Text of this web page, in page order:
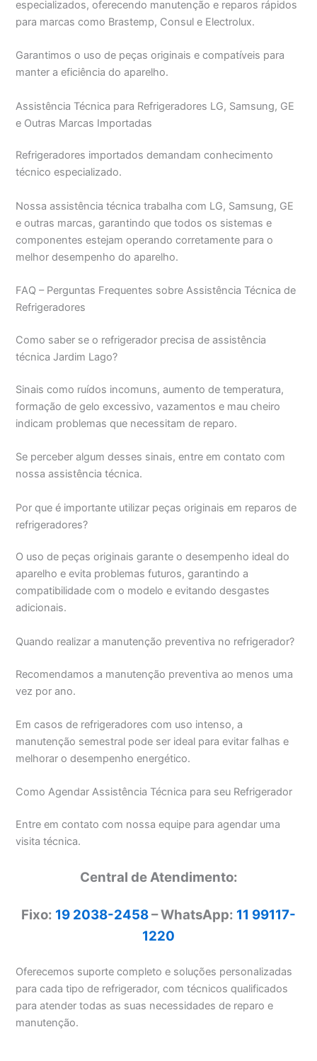
especializados, oferecendo manutenção e reparos rápidos
para marcas como Brastemp, Consul e Electrolux.
Garantimos o uso de peças originais e compatíveis para
manter a eficiência do aparelho.
Assistência Técnica para Refrigeradores LG, Samsung, GE
e Outras Marcas Importadas
Refrigeradores importados demandam conhecimento
técnico especializado.
Nossa assistência técnica trabalha com LG, Samsung, GE
e outras marcas, garantindo que todos os sistemas e
componentes estejam operando corretamente para o
melhor desempenho do aparelho.
FAQ – Perguntas Frequentes sobre Assistência Técnica de
Refrigeradores
Como saber se o refrigerador precisa de assistência
técnica Jardim Lago?
Sinais como ruídos incomuns, aumento de temperatura,
formação de gelo excessivo, vazamentos e mau cheiro
indicam problemas que necessitam de reparo.
Se perceber algum desses sinais, entre em contato com
nossa assistência técnica.
Por que é importante utilizar peças originais em reparos de
refrigeradores?
O uso de peças originais garante o desempenho ideal do
aparelho e evita problemas futuros, garantindo a
compatibilidade com o modelo e evitando desgastes
adicionais.
Quando realizar a manutenção preventiva no refrigerador?
Recomendamos a manutenção preventiva ao menos uma
vez por ano.
Em casos de refrigeradores com uso intenso, a
manutenção semestral pode ser ideal para evitar falhas e
melhorar o desempenho energético.
Como Agendar Assistência Técnica para seu Refrigerador
Entre em contato com nossa equipe para agendar uma
visita técnica.
Central de Atendimento:
Fixo: 19 2038-2458– WhatsApp: 11 99117-
1220
Oferecemos suporte completo e soluções personalizadas
para cada tipo de refrigerador, com técnicos qualificados
para atender todas as suas necessidades de reparo e
manutenção.